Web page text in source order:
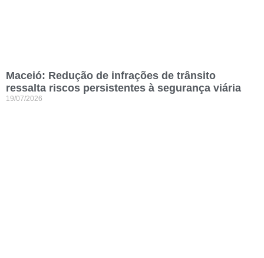
Maceió: Redução de infrações de trânsito
ressalta riscos persistentes à segurança viária
19/07/2026